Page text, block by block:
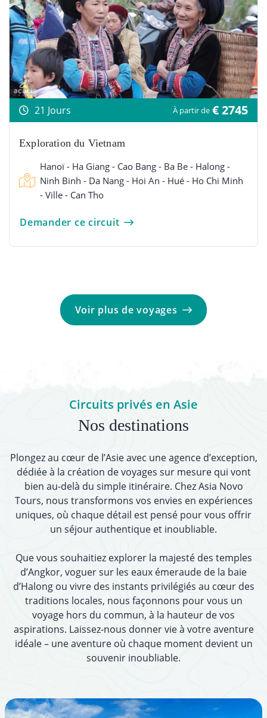
21 Jours À partir de € 2745
Exploration du Vietnam
Hanoï - Ha Giang - Cao Bang - Ba Be - Halong -
Ninh Binh - Da Nang - Hoi An - Hué - Ho Chi Minh
- Ville - Can Tho
Demander ce circuit
Voir plus de voyages
Circuits privés en Asie
Nos destinations
Plongez au cœur de l’Asie avec une agence d’exception,
dédiée à la création de voyages sur mesure qui vont
bien au-delà du simple itinéraire. Chez Asia Novo
Tours, nous transformons vos envies en expériences
uniques, où chaque détail est pensé pour vous offrir
un séjour authentique et inoubliable.
Que vous souhaitiez explorer la majesté des temples
d’Angkor, voguer sur les eaux émeraude de la baie
d’Halong ou vivre des instants privilégiés au cœur des
traditions locales, nous façonnons pour vous un
voyage hors du commun, à la hauteur de vos
aspirations. Laissez-nous donner vie à votre aventure
idéale – une aventure où chaque moment devient un
souvenir inoubliable.